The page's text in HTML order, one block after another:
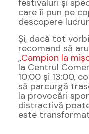
festivaluri și
care îi pun pe
descopere
Și, dacă tot
recomand să
„Campion la
la Centrul
10:00 și 13:00,
să parcurgă
la provocări
distractivă
este